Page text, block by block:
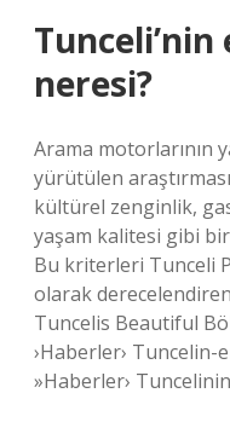
Tunceli’nin
neresi?
Arama motorlarının
yürütülen
kültürel zenginlik,
yaşam kalitesi gibi
Bu kriterleri Tunceli
olarak
Tuncelis Beautiful
›Haberler›
»Haberler›